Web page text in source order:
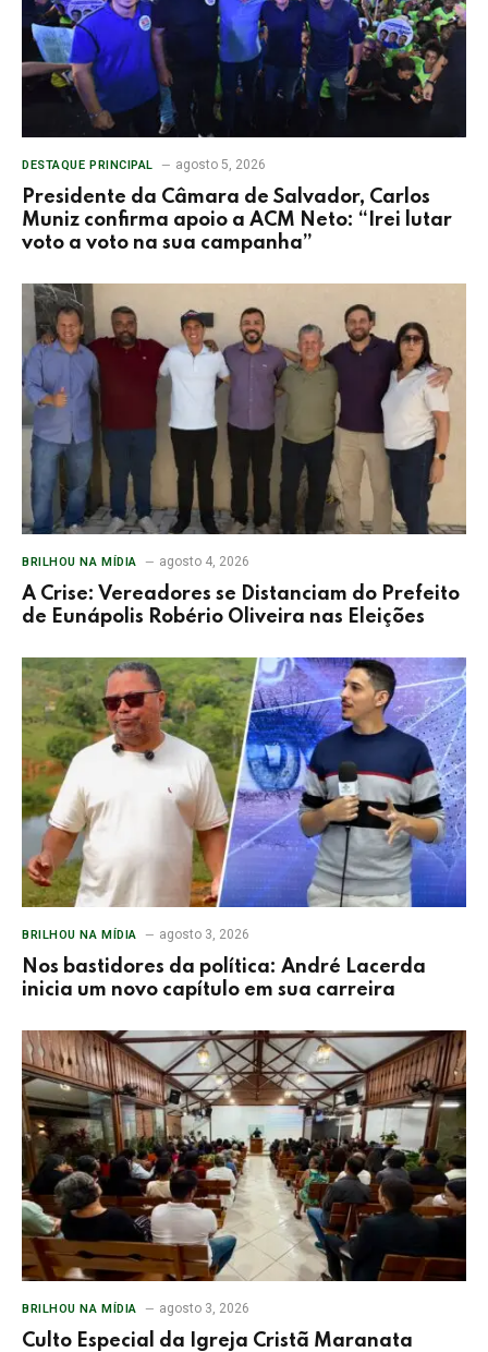
DESTAQUE PRINCIPAL agosto 5, 2026
Presidente da Câmara de Salvador, Carlos
Muniz confirma apoio a ACM Neto: “Irei lutar
voto a voto na sua campanha”
BRILHOU NA MÍDIA agosto 4, 2026
A Crise: Vereadores se Distanciam do Prefeito
de Eunápolis Robério Oliveira nas Eleições
BRILHOU NA MÍDIA agosto 3, 2026
Nos bastidores da política: André Lacerda
inicia um novo capítulo em sua carreira
BRILHOU NA MÍDIA agosto 3, 2026
Culto Especial da Igreja Cristã Maranata